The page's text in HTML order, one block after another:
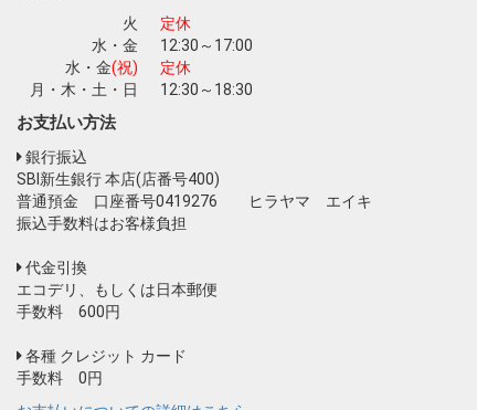
火
定休
水・金
12:30～17:00
水・金(祝)
定休
月・木・土・日
12:30～18:30
お支払い方法
銀行振込
SBI新生銀行 本店(店番号400)
普通預金 口座番号0419276 ヒラヤマ エイキ
振込手数料はお客様負担
代金引換
エコデリ、もしくは日本郵便
手数料 600円
各種 クレジット カード
手数料 0円